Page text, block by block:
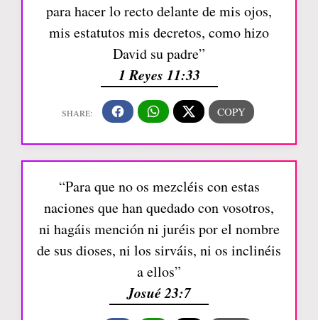
para hacer lo recto delante de mis ojos,
mis estatutos mis decretos, como hizo
David su padre”
1 Reyes 11:33
“Para que no os mezcléis con estas
naciones que han quedado con vosotros,
ni hagáis mención ni juréis por el nombre
de sus dioses, ni los sirváis, ni os inclinéis
a ellos”
Josué 23:7